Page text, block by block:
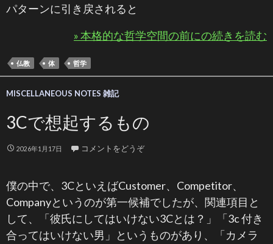
パターンに引き戻されると
» 本格的な哲学空間の前にの続きを読む
仏教 体 哲学
MISCELLANEOUS NOTES 雑記
3Cで想起するもの
2026年1月17日 コメントをどうぞ
僕の中で、3CといえばCustomer、Competitor、
Companyというのが第一候補でしたが、関連項目と
して、「彼氏にしてはいけない3Cとは？」「3c 付き
合ってはいけない男」というものがあり、「カメラ